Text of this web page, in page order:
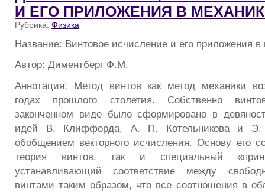
И ЕГО ПРИЛОЖЕНИЯ В
Рубрика: Физика
Название: Винтовое исчисление и его приложения в
Автор: Диментберг Ф.М.
Аннотация: Метод винтов как метод механики
годах прошлого столетия. Собственно
законченном виде было сформировано в
идей В. Клиффорда, А. П. Котельникова и Э.
обобщением векторного исчисления. Основу его
теория винтов, так и специальный
устанавливающий соответствие между
винтами таким образом, что все соотношения в